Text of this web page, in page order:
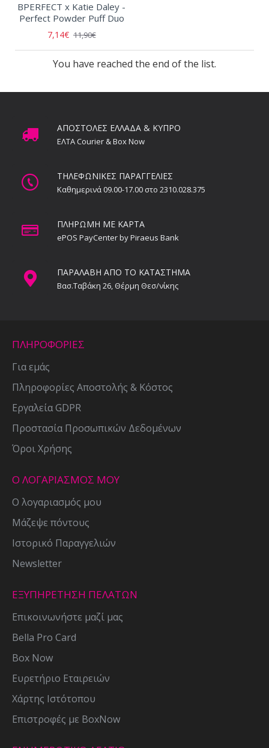
BPERFECT x Katie Daley -
Perfect Powder Puff Duo
7,14€ 11,90€
You have reached the end of the list.
ΑΠΟΣΤΟΛΕΣ ΕΛΛΑΔΑ & ΚΥΠΡΟ
ΕΛΤΑ Courier & Box Now
ΤΗΛΕΦΩΝΙΚΕΣ ΠΑΡΑΓΓΕΛΙΕΣ
Καθημερινά 09.00-17.00 στο 2310.028.375
ΠΛΗΡΩΜΗ ΜΕ ΚΑΡΤΑ
ePOS PayCenter by Piraeus Bank
ΠΑΡΑΛΑΒΗ ΑΠΟ ΤΟ ΚΑΤΑΣΤΗΜΑ
Βασ.Ταβάκη 26, Θέρμη Θεσ/νίκης
ΠΛΗΡΟΦΟΡΙΕΣ
Για εμάς
Πληροφορίες Αποστολής & Κόστος
Εργαλεία GDPR
Προστασία Προσωπικών Δεδομένων
Όροι Χρήσης
Ο ΛΟΓΑΡΙΑΣΜΟΣ ΜΟΥ
Ο λογαριασμός μου
Μάζεψε πόντους
Ιστορικό Παραγγελιών
Newsletter
ΕΞΥΠΗΡΕΤΗΣΗ ΠΕΛΑΤΩΝ
Επικοινωνήστε μαζί μας
Bella Pro Card
Box Now
Ευρετήριο Εταιρειών
Χάρτης Ιστότοπου
Επιστροφές με BoxNow